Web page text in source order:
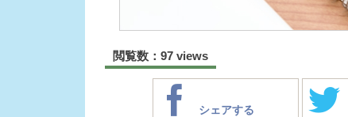
閲覧数：97 views
シェアする